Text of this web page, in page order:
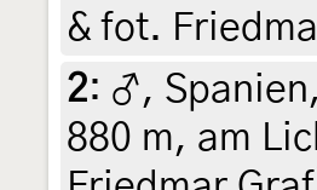
& fot.
2: ♂,
880 m, am